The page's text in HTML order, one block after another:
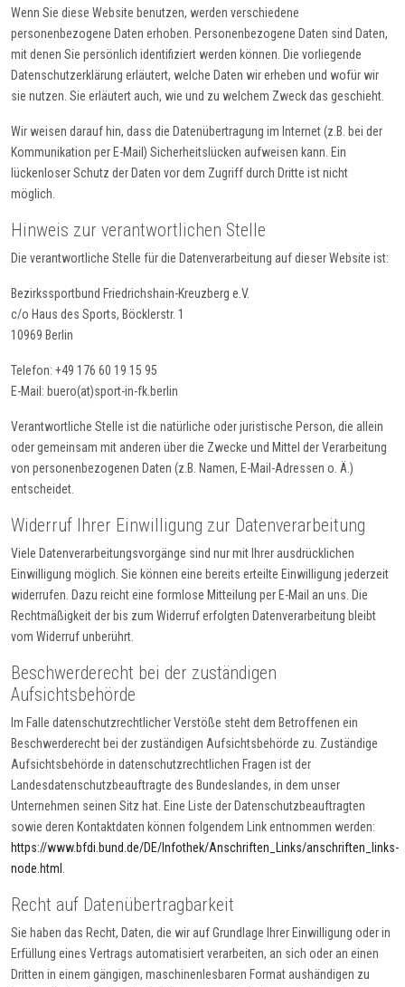
Wenn Sie diese Website benutzen, werden verschiedene
personenbezogene Daten erhoben. Personenbezogene Daten sind Daten,
mit denen Sie persönlich identifiziert werden können. Die vorliegende
Datenschutzerklärung erläutert, welche Daten wir erheben und wofür wir
sie nutzen. Sie erläutert auch, wie und zu welchem Zweck das geschieht.
Wir weisen darauf hin, dass die Datenübertragung im Internet (z.B. bei der
Kommunikation per E-Mail) Sicherheitslücken aufweisen kann. Ein
lückenloser Schutz der Daten vor dem Zugriff durch Dritte ist nicht
möglich.
Hinweis zur verantwortlichen Stelle
Die verantwortliche Stelle für die Datenverarbeitung auf dieser Website ist:
Bezirkssportbund Friedrichshain-Kreuzberg e.V.
c/o Haus des Sports, Böcklerstr. 1
10969 Berlin
Telefon: +49 176 60 19 15 95
E-Mail: buero(at)sport-in-fk.berlin
Verantwortliche Stelle ist die natürliche oder juristische Person, die allein
oder gemeinsam mit anderen über die Zwecke und Mittel der Verarbeitung
von personenbezogenen Daten (z.B. Namen, E-Mail-Adressen o. Ä.)
entscheidet.
Widerruf Ihrer Einwilligung zur Datenverarbeitung
Viele Datenverarbeitungsvorgänge sind nur mit Ihrer ausdrücklichen
Einwilligung möglich. Sie können eine bereits erteilte Einwilligung jederzeit
widerrufen. Dazu reicht eine formlose Mitteilung per E-Mail an uns. Die
Rechtmäßigkeit der bis zum Widerruf erfolgten Datenverarbeitung bleibt
vom Widerruf unberührt.
Beschwerderecht bei der zuständigen
Aufsichtsbehörde
Im Falle datenschutzrechtlicher Verstöße steht dem Betroffenen ein
Beschwerderecht bei der zuständigen Aufsichtsbehörde zu. Zuständige
Aufsichtsbehörde in datenschutzrechtlichen Fragen ist der
Landesdatenschutzbeauftragte des Bundeslandes, in dem unser
Unternehmen seinen Sitz hat. Eine Liste der Datenschutzbeauftragten
sowie deren Kontaktdaten können folgendem Link entnommen werden:
https://www.bfdi.bund.de/DE/Infothek/Anschriften_Links/anschriften_links-
node.html .
Recht auf Datenübertragbarkeit
Sie haben das Recht, Daten, die wir auf Grundlage Ihrer Einwilligung oder in
Erfüllung eines Vertrags automatisiert verarbeiten, an sich oder an einen
Dritten in einem gängigen, maschinenlesbaren Format aushändigen zu